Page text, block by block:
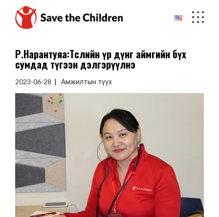
content
Р.Нарантуяа:Төслийн үр дүнг аймгийн бүх
сумдад түгээн дэлгэрүүлнэ
2023-06-28 Амжилтын түүх